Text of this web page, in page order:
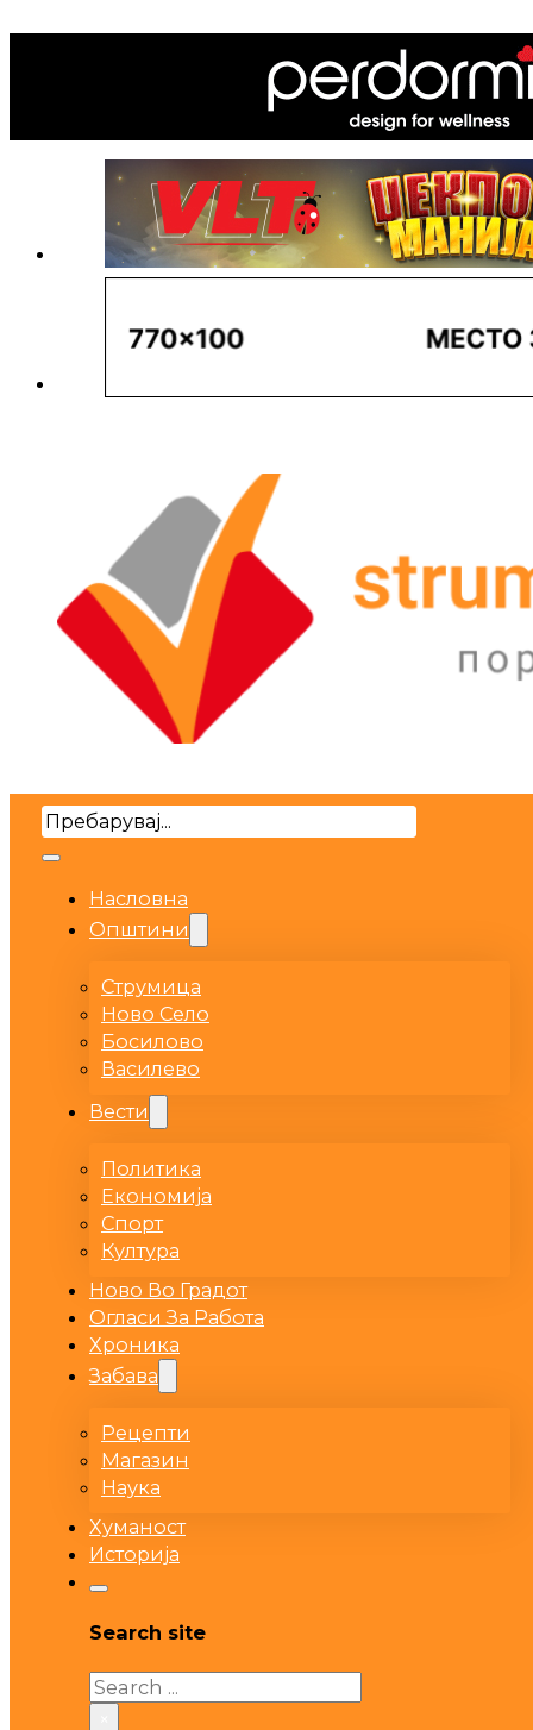
Search
Насловна
Општини
Струмица
Ново Село
Босилово
Василево
Вести
Политика
Економија
Спорт
Култура
Ново Во Градот
Огласи За Работа
Хроника
Забава
Рецепти
Магазин
Наука
Хуманост
Историја
Search site
Search